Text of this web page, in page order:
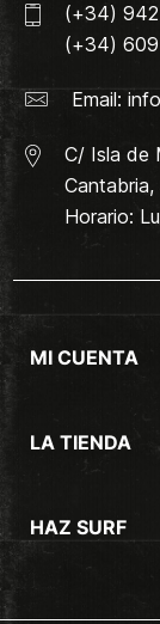
(+34) 942
(+34)
Email:
C/ Isla de
Cantabria,
Horario:
MI CUENTA
LA TIENDA
HAZ SURF